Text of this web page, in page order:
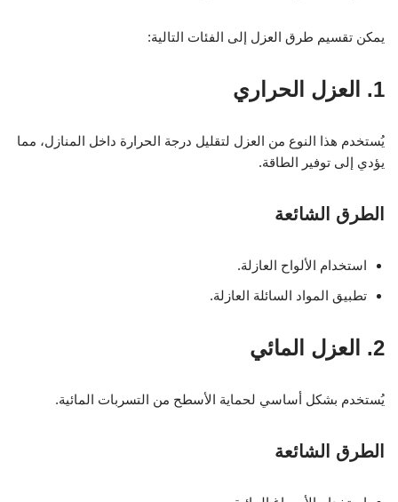
يمكن تقسيم طرق العزل إلى الفئات التالية:
1. العزل الحراري
يُستخدم هذا النوع من العزل لتقليل درجة الحرارة داخل المنازل، مما
يؤدي إلى توفير الطاقة.
الطرق الشائعة
استخدام الألواح العازلة.
تطبيق المواد السائلة العازلة.
2. العزل المائي
يُستخدم بشكل أساسي لحماية الأسطح من التسربات المائية.
الطرق الشائعة